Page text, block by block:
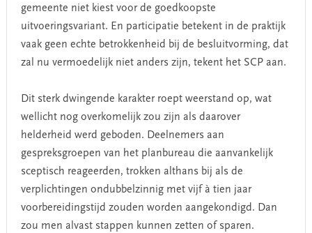
gemeente niet kiest voor de goedkoopste
uitvoeringsvariant. En participatie betekent in de praktijk
vaak geen echte betrokkenheid bij de besluitvorming, dat
zal nu vermoedelijk niet anders zijn, tekent het SCP aan.
Dit sterk dwingende karakter roept weerstand op, wat
wellicht nog overkomelijk zou zijn als daarover
helderheid werd geboden. Deelnemers aan
gespreksgroepen van het planbureau die aanvankelijk
sceptisch reageerden, trokken althans bij als de
verplichtingen ondubbelzinnig met vijf à tien jaar
voorbereidingstijd zouden worden aangekondigd. Dan
zou men alvast stappen kunnen zetten of sparen.